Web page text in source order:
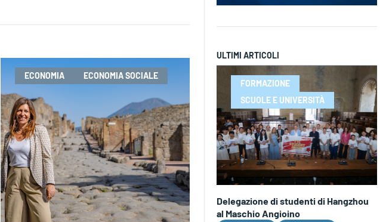
ECONOMIA ECONOMIA SOCIALE
ULTIMI ARTICOLI
FORMAZIONE
SCUOLE E UNIVERSITÀ
Delegazione di studenti di Hangzhou
al Maschio Angioino